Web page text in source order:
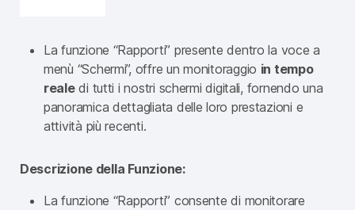
La funzione “Rapporti” presente dentro la voce a
menù “Schermi”, offre un monitoraggio in tempo
realedi tutti i nostri schermi digitali, fornendo una
panoramica dettagliata delle loro prestazioni e
attività più recenti.
Descrizione della Funzione:
La funzione “Rapporti” consente di monitorare